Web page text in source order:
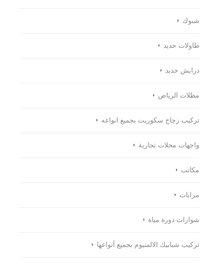
شبوك
طاولات حديد
درايش حديد
مظلات الرياض
تركيب زجاج سكوريت بجميع انواعه
واجهات محلات تجارية
مكاتب
مرايات
شوارات دورة مياة
تركيب شبابيك الالمنيوم بجميع أنواعها